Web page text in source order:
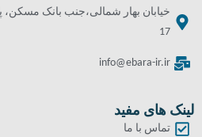
خیابان بهار شمالی،جنب بانک مسکن،
17
info@ebara-ir.ir
لینک های مفید
تماس با ما